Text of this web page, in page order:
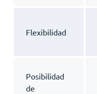
Flexibilidad
Posibilidad
de